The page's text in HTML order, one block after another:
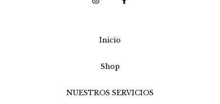
Inicio
Shop
NUESTROS SERVICIOS